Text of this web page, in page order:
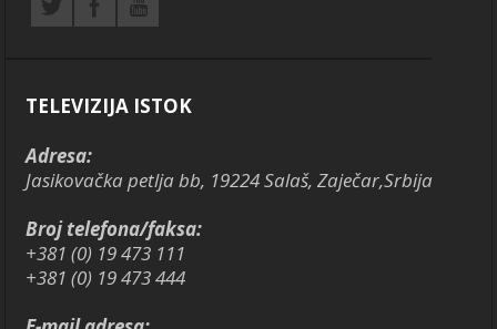
TELEVIZIJA ISTOK
Adresa:
Jasikovačka petlja bb, 19224 Salaš, Zaječar,Srbija
Broj telefona/faksa:
+381 (0) 19 473 111
+381 (0) 19 473 444